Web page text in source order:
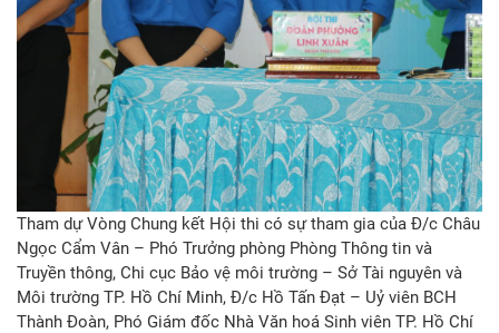
Tham dự Vòng Chung kết Hội thi có sự tham gia của Đ/c Châu
Ngọc Cẩm Vân – Phó Trưởng phòng Phòng Thông tin và
Truyền thông, Chi cục Bảo vệ môi trường – Sở Tài nguyên và
Môi trường TP. Hồ Chí Minh, Đ/c Hồ Tấn Đạt – Uỷ viên BCH
Thành Đoàn, Phó Giám đốc Nhà Văn hoá Sinh viên TP. Hồ Chí